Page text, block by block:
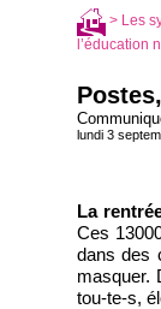
> Les
l’éducation
lundi 3
La
Ces
dans des
masquer.
tou-te-s,